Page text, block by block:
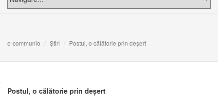
e-communio Știri Postul, o călătorie prin deșert
Postul, o călătorie prin deșert